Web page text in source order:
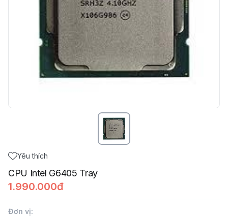
Yêu thích
CPU Intel G6405 Tray
1.990.000đ
Đơn vị: